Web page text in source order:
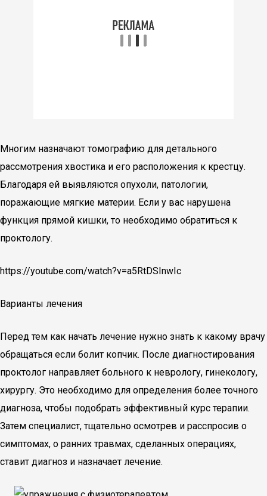
Многим назначают томографию для детального
рассмотрения хвостика и его расположения к крестцу.
Благодаря ей выявляются опухоли, патологии,
поражающие мягкие материи. Если у вас нарушена
функция прямой кишки, то необходимо обратиться к
проктологу.
https://youtube.com/watch?v=a5RtDSInwIc
Варианты лечения
Перед тем как начать лечение нужно знать к какому врачу
обращаться если болит копчик. После диагностирования
проктолог направляет больного к неврологу, гинекологу,
хирургу. Это необходимо для определения более точного
диагноза, чтобы подобрать эффективный курс терапии.
Затем специалист, тщательно осмотрев и расспросив о
симптомах, о ранних травмах, сделанных операциях,
ставит диагноз и назначает лечение.